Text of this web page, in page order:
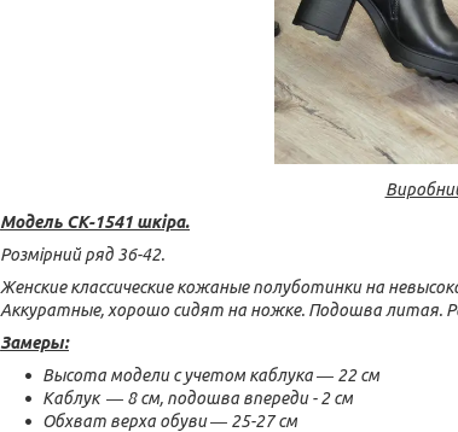
Модель СК-1541 шкіра.
Розмірний ряд 36-42.
Женские классические кожаные полуботинки на
Аккуратные, хорошо сидят на ножке. Подошва литая.
Замеры:
Высота модели с учетом каблука ― 22 см
Каблук ― 8 см, подошва впереди - 2 см
Обхват верха обуви ― 25-27 см